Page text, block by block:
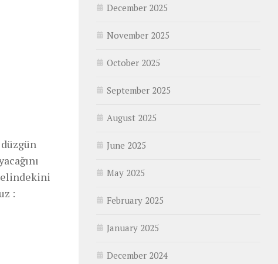
elindekini
:
December 2025
November 2025
October 2025
September 2025
August 2025
June 2025
May 2025
February 2025
January 2025
December 2024